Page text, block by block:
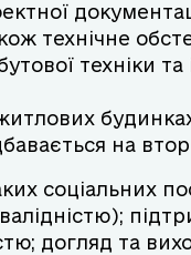
технічне
техніки
на
соціальних
догляд та